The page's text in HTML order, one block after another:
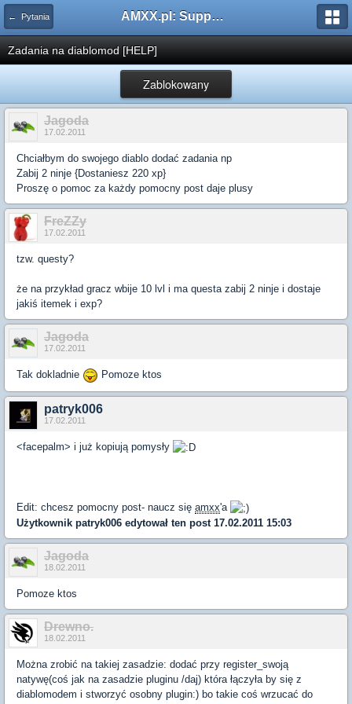
← Pytania AMXX.pl: Support AMX Mod X i SourceMod
Zadania na diablomod [HELP]
Zablokowany
Jagoda
17.02.2011
Chciałbym do swojego diablo dodać zadania np
Zabij 2 ninje {Dostaniesz 220 xp}
Proszę o pomoc za każdy pomocny post daje plusy
FreZZy
17.02.2011
tzw. questy?
że na przykład gracz wbije 10 lvl i ma questa zabij 2 ninje i dostaje
jakiś itemek i exp?
Jagoda
17.02.2011
Tak dokladnie Pomoze ktos
patryk006
17.02.2011
<facepalm> i już kopiują pomysły
Edit: chcesz pomocny post- naucz się amxx'a
Użytkownik patryk006 edytował ten post 17.02.2011 15:03
Jagoda
18.02.2011
Pomoze ktos
Drewno.
18.02.2011
Można zrobić na takiej zasadzie: dodać przy register_swoją
natywę(coś jak na zasadzie pluginu /daj) która łączyła by się z
diablomodem i stworzyć osobny plugin:) bo takie coś wrzucać do